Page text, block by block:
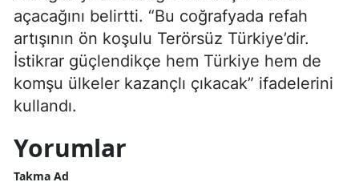
açacağını belirtti. “Bu coğrafyada refah
artışının ön koşulu Terörsüz Türkiye’dir.
İstikrar güçlendikçe hem Türkiye hem de
komşu ülkeler kazançlı çıkacak” ifadelerini
kullandı.
Yorumlar
Takma Ad